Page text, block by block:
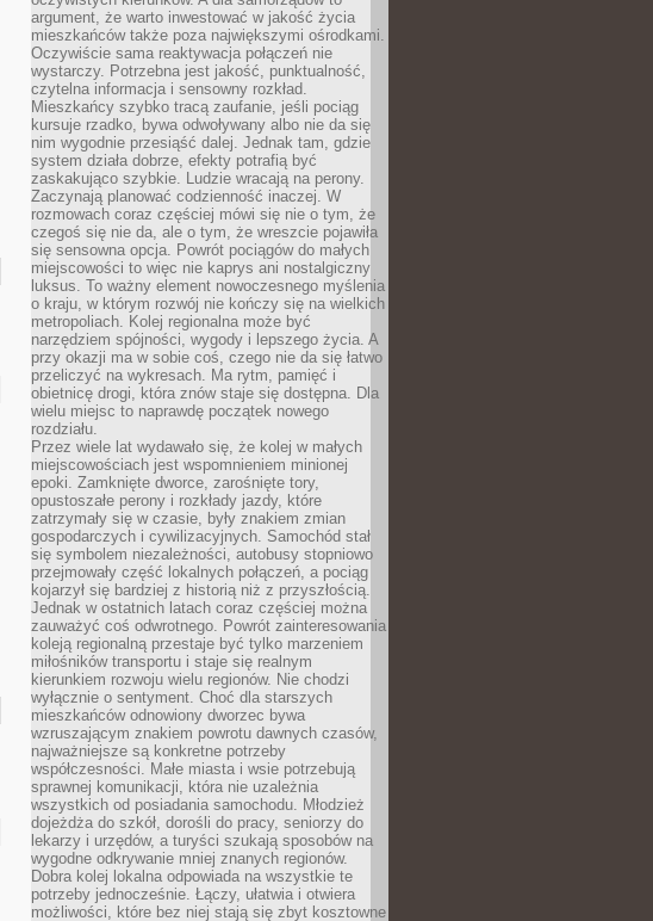
argument, że warto inwestować w jakość życia
mieszkańców także poza największymi ośrodkami.
Oczywiście sama reaktywacja połączeń nie
wystarczy. Potrzebna jest jakość, punktualność,
czytelna informacja i sensowny rozkład.
Mieszkańcy szybko tracą zaufanie, jeśli pociąg
kursuje rzadko, bywa odwoływany albo nie da się
nim wygodnie przesiąść dalej. Jednak tam, gdzie
system działa dobrze, efekty potrafią być
zaskakująco szybkie. Ludzie wracają na perony.
Zaczynają planować codzienność inaczej. W
rozmowach coraz częściej mówi się nie o tym, że
czegoś się nie da, ale o tym, że wreszcie pojawiła
się sensowna opcja. Powrót pociągów do małych
miejscowości to więc nie kaprys ani nostalgiczny
luksus. To ważny element nowoczesnego myślenia
o kraju, w którym rozwój nie kończy się na wielkich
metropoliach. Kolej regionalna może być
narzędziem spójności, wygody i lepszego życia. A
przy okazji ma w sobie coś, czego nie da się łatwo
przeliczyć na wykresach. Ma rytm, pamięć i
obietnicę drogi, która znów staje się dostępna. Dla
wielu miejsc to naprawdę początek nowego
rozdziału.
Przez wiele lat wydawało się, że kolej w małych
miejscowościach jest wspomnieniem minionej
epoki. Zamknięte dworce, zarośnięte tory,
opustoszałe perony i rozkłady jazdy, które
zatrzymały się w czasie, były znakiem zmian
gospodarczych i cywilizacyjnych. Samochód stał
się symbolem niezależności, autobusy stopniowo
przejmowały część lokalnych połączeń, a pociąg
kojarzył się bardziej z historią niż z przyszłością.
Jednak w ostatnich latach coraz częściej można
zauważyć coś odwrotnego. Powrót zainteresowania
koleją regionalną przestaje być tylko marzeniem
miłośników transportu i staje się realnym
kierunkiem rozwoju wielu regionów. Nie chodzi
wyłącznie o sentyment. Choć dla starszych
mieszkańców odnowiony dworzec bywa
wzruszającym znakiem powrotu dawnych czasów,
najważniejsze są konkretne potrzeby
współczesności. Małe miasta i wsie potrzebują
sprawnej komunikacji, która nie uzależnia
wszystkich od posiadania samochodu. Młodzież
dojeżdża do szkół, dorośli do pracy, seniorzy do
lekarzy i urzędów, a turyści szukają sposobów na
wygodne odkrywanie mniej znanych regionów.
Dobra kolej lokalna odpowiada na wszystkie te
potrzeby jednocześnie. Łączy, ułatwia i otwiera
możliwości, które bez niej stają się zbyt kosztowne